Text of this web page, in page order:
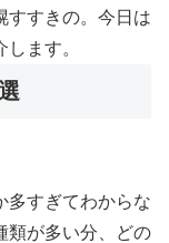
すすきの。今日は
ます。
多すぎてわからな
類が多い分、どの